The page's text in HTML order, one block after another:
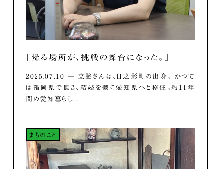
「帰る場所が、挑戦の舞台になった。」
2025.07.10 ― 立脇さんは、日之影町の出身。 かつて
は福岡県で働き、結婚を機に愛知県へと移住。約11年
間の愛知暮らし...
まちのこと